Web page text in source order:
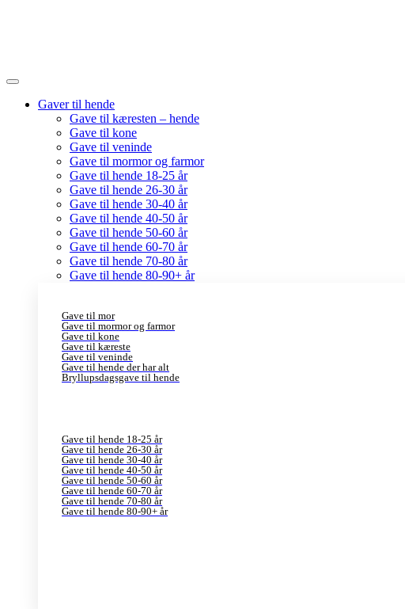
Gaver til hende
Gave til kæresten – hende
Gave til kone
Gave til veninde
Gave til mormor og farmor
Gave til hende 18-25 år
Gave til hende 26-30 år
Gave til hende 30-40 år
Gave til hende 40-50 år
Gave til hende 50-60 år
Gave til hende 60-70 år
Gave til hende 70-80 år
Gave til hende 80-90+ år
Gave til mor
Gave til mormor og farmor
Gave til kone
Gave til kæreste
Gave til veninde
Gave til hende der har alt
Bryllupsdagsgave til hende
Gave til hende 18-25 år
Gave til hende 26-30 år
Gave til hende 30-40 år
Gave til hende 40-50 år
Gave til hende 50-60 år
Gave til hende 60-70 år
Gave til hende 70-80 år
Gave til hende 80-90+ år